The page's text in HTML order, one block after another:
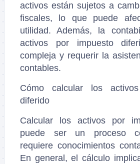
activos están sujetos a
fiscales, lo que puede
utilidad. Además, la
activos por impuesto
compleja y requerir la
contables.
Cómo calcular los
diferido
Calcular los activos por
puede ser un proceso
requiere conocimientos
En general, el cálculo